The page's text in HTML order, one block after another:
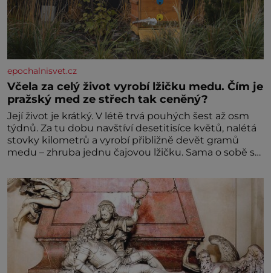
epochalnisvet.cz
Včela za celý život vyrobí lžičku medu. Čím je
pražský med ze střech tak ceněný?
Její život je krátký. V létě trvá pouhých šest až osm
týdnů. Za tu dobu navštíví desetitisíce květů, nalétá
stovky kilometrů a vyrobí přibližně devět gramů
medu – zhruba jednu čajovou lžičku. Sama o sobě se
dalšími desítkami tisíc příslušnic svého včelstva,
vznikne jeden z nejdokonalejších organismů